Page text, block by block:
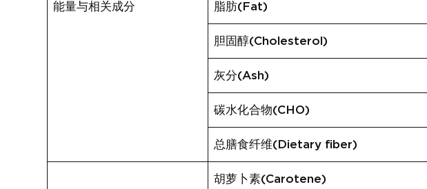
能量与相关成分 脂肪(Fat)
胆固醇(Cholesterol)
灰分(Ash)
碳水化合物(CHO)
总膳食纤维(Dietary fiber)
胡萝卜素(Carotene)